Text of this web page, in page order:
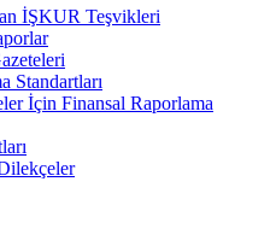
İŞKUR Teşvikleri
Standartları
İçin Finansal Raporlama